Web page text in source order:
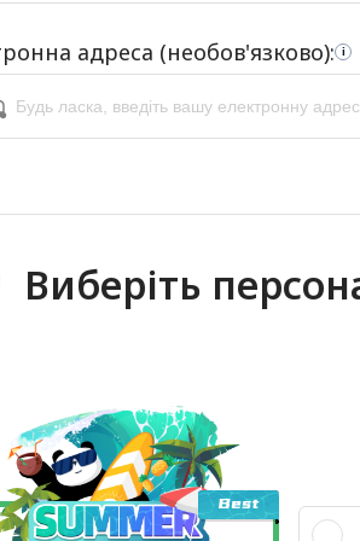
адреса (необов'язково): i
Виберіть